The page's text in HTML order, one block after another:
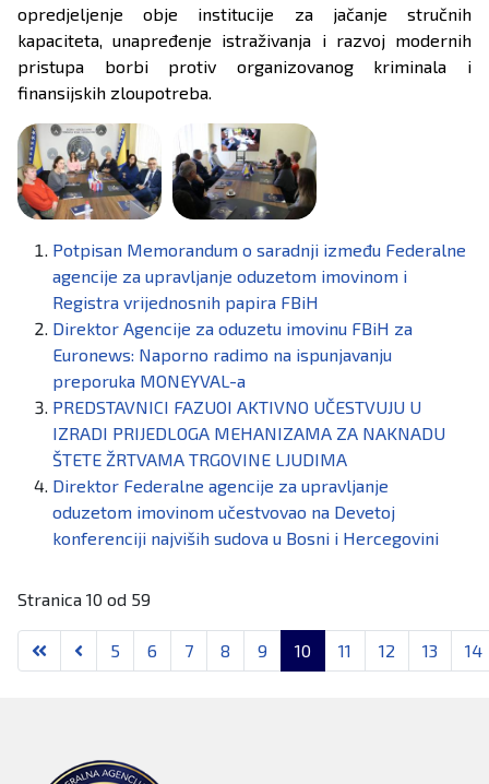
opredjeljenje obje institucije za jačanje stručnih
kapaciteta, unapređenje istraživanja i razvoj modernih
pristupa borbi protiv organizovanog kriminala i
finansijskih zloupotreba.
Potpisan Memorandum o saradnji između Federalne
agencije za upravljanje oduzetom imovinom i
Registra vrijednosnih papira FBiH
Direktor Agencije za oduzetu imovinu FBiH za
Euronews: Naporno radimo na ispunjavanju
preporuka MONEYVAL-a
PREDSTAVNICI FAZUOI AKTIVNO UČESTVUJU U
IZRADI PRIJEDLOGA MEHANIZAMA ZA NAKNADU
ŠTETE ŽRTVAMA TRGOVINE LJUDIMA
Direktor Federalne agencije za upravljanje
oduzetom imovinom učestvovao na Devetoj
konferenciji najviših sudova u Bosni i Hercegovini
Stranica 10 od 59
5 6 7 8 9 10 11 12 13 14